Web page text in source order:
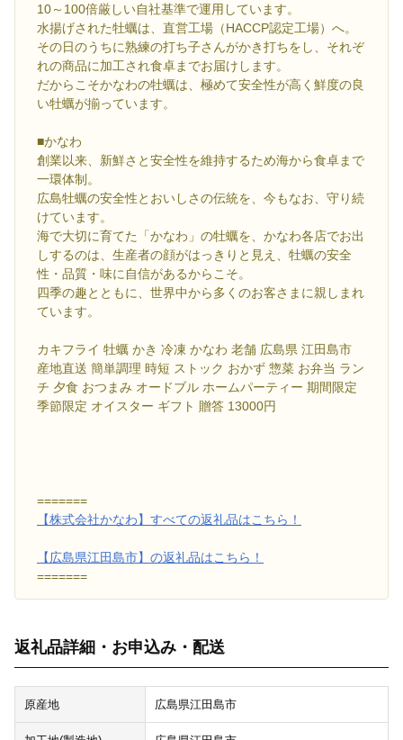
10～100倍厳しい自社基準で運用しています。
水揚げされた牡蠣は、直営工場（HACCP認定工場）へ。
その日のうちに熟練の打ち子さんがかき打ちをし、それぞ
れの商品に加工され食卓までお届けします。
だからこそかなわの牡蠣は、極めて安全性が高く鮮度の良
い牡蠣が揃っています。
■かなわ
創業以来、新鮮さと安全性を維持するため海から食卓まで
一環体制。
広島牡蠣の安全性とおいしさの伝統を、今もなお、守り続
けています。
海で大切に育てた「かなわ」の牡蠣を、かなわ各店でお出
しするのは、生産者の顔がはっきりと見え、牡蠣の安全
性・品質・味に自信があるからこそ。
四季の趣とともに、世界中から多くのお客さまに親しまれ
ています。
カキフライ 牡蠣 かき 冷凍 かなわ 老舗 広島県 江田島市
産地直送 簡単調理 時短 ストック おかず 惣菜 お弁当 ラン
チ 夕食 おつまみ オードブル ホームパーティー 期間限定
季節限定 オイスター ギフト 贈答 13000円
=======
【株式会社かなわ】すべての返礼品はこちら！
【広島県江田島市】の返礼品はこちら！
=======
返礼品詳細・お申込み・配送
原産地 広島県江田島市